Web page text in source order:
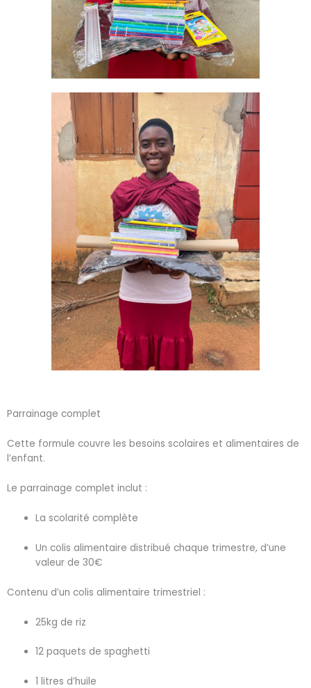
Parrainage complet
Cette formule couvre les besoins scolaires et alimentaires de
l’enfant.
Le parrainage complet inclut :
La scolarité complète
Un colis alimentaire distribué chaque trimestre, d’une
valeur de 30€
Contenu d’un colis alimentaire trimestriel :
25kg de riz
12 paquets de spaghetti
1 litres d’huile